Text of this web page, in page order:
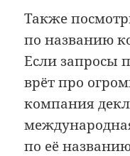
Также
по названию
Если запросы
врёт про
компания
по её